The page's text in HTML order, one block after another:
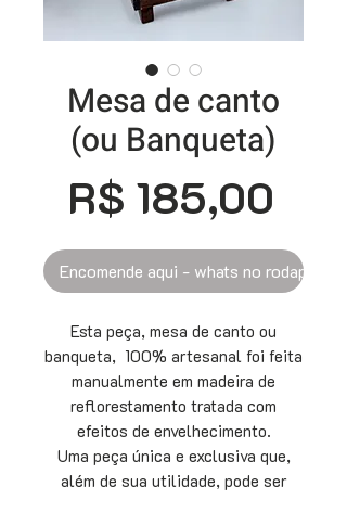
Mesa de canto
(ou Banqueta)
R$ 185,00
Encomende aqui - whats no rodapé
Esta peça, mesa de canto ou
banqueta, 100% artesanal foi feita
manualmente em madeira de
reflorestamento tratada com
efeitos de envelhecimento.
Uma peça única e exclusiva que,
além de sua utilidade, pode ser